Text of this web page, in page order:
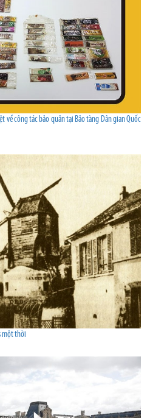
về công tác bảo quản tại Bảo tàng Dân gian Quốc
một thời